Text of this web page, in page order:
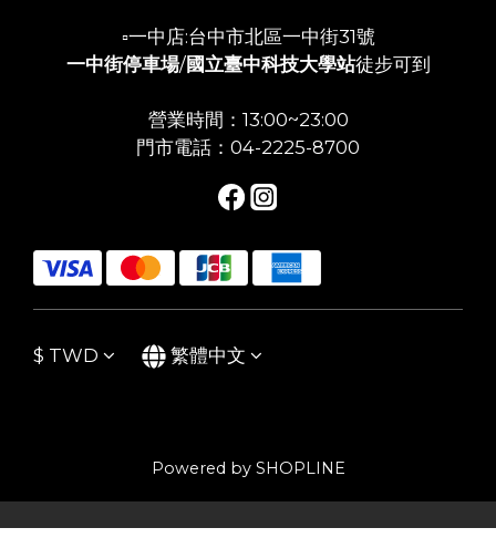
▫️一中店:台中市北區一中街31號
一中街停車場/國立臺中科技大學站徒步可到
營業時間：13:00~23:00
門市電話：04-2225-8700
$ TWD 繁體中文
Powered by SHOPLINE